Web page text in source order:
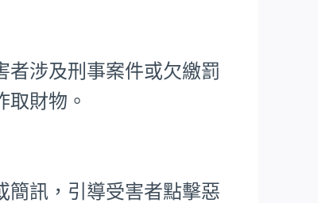
者涉及刑事案件或欠繳罰
財物。
簡訊，引導受害者點擊惡